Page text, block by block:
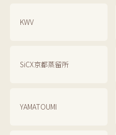
KWV
SiCX京都蒸留所
YAMATOUMI